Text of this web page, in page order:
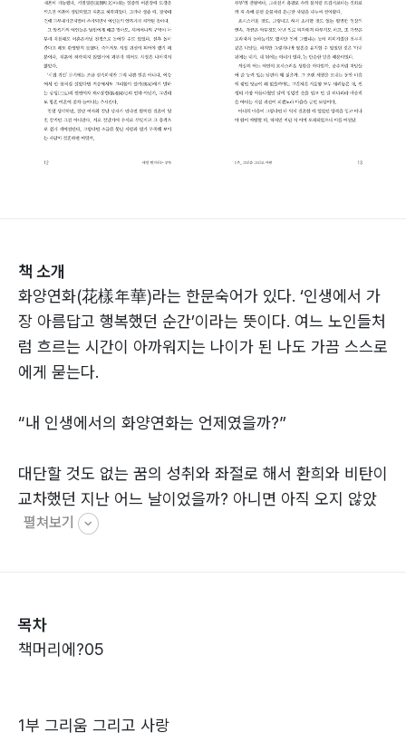
책 소개
화양연화(花樣年華)라는 한문숙어가 있다. ‘인생에서 가
장 아름답고 행복했던 순간’이라는 뜻이다. 여느 노인들처
럼 흐르는 시간이 아까워지는 나이가 된 나도 가끔 스스로
에게 묻는다.
“내 인생에서의 화양연화는 언제였을까?”
대단할 것도 없는 꿈의 성취와 좌절로 해서 환희와 비탄이
교차했던 지난 어느 날이었을까? 아니면 아직 오지 않았
을까? 그렇다면 얼마나 더 기다려야할까? 어쩌면 작은 보
펼쳐보기
목차
책머리에?05
1부 그리움 그리고 사랑